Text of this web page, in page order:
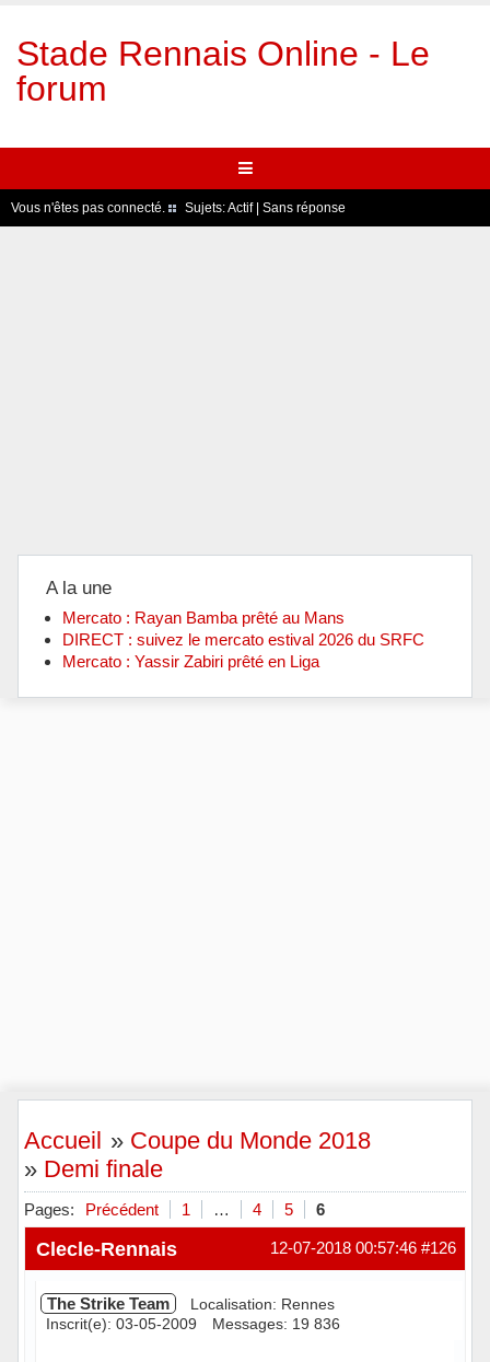
Stade Rennais Online - Le
forum
Vous n'êtes pas connecté. Sujets:Actif| Sans réponse
A la une
Mercato : Rayan Bamba prêté au Mans
DIRECT : suivez le mercato estival 2026 du SRFC
Mercato : Yassir Zabiri prêté en Liga
Accueil » Coupe du Monde 2018
» Demi finale
Pages: Précédent 1 … 4 5 6
#126
12-07-2018 00:57:46
Clecle-Rennais
The Strike Team
Localisation: Rennes
Inscrit(e): 03-05-2009
Messages: 19 836